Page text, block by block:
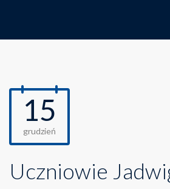
15
grudzień
Uczniowie